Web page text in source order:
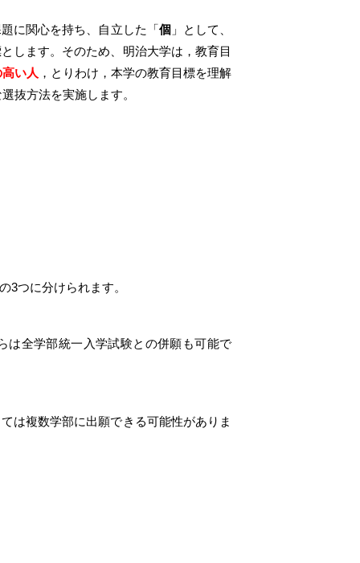
に関心を持ち、自立した「個 」として、
します。そのため、明治大学は，教育目
い人 ，とりわけ，本学の教育目標を理解
抜方法を実施します。
の3つに分けられます。
は全学部統一入学試験との併願も可能で
は複数学部に出願できる可能性がありま